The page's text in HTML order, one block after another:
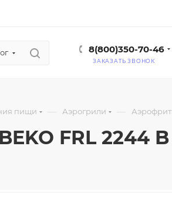
8(800)350-70-46
ЗАКАЗАТЬ ЗВОНОК
пищи — Аэрогрили —
FRL 2244 B